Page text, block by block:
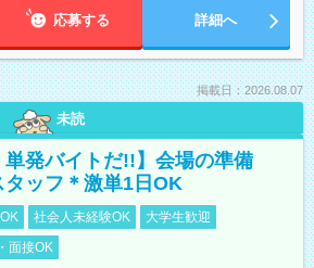
応募する 詳細へ
掲載日：2026.08.07
未読
単発バイトだ!!】会場の準備
ッフ＊激単1日OK
社会人未経験OK
大学生歓迎
面接OK